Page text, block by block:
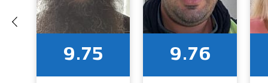
9.76
9.75